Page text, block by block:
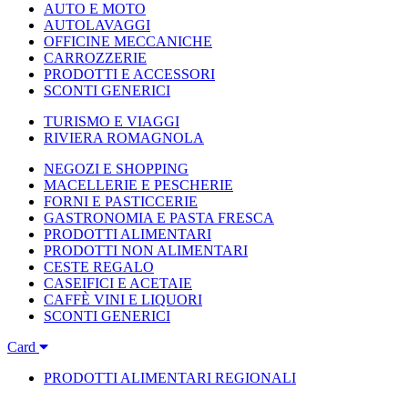
AUTO E MOTO
AUTOLAVAGGI
OFFICINE MECCANICHE
CARROZZERIE
PRODOTTI E ACCESSORI
SCONTI GENERICI
TURISMO E VIAGGI
RIVIERA ROMAGNOLA
NEGOZI E SHOPPING
MACELLERIE E PESCHERIE
FORNI E PASTICCERIE
GASTRONOMIA E PASTA FRESCA
PRODOTTI ALIMENTARI
PRODOTTI NON ALIMENTARI
CESTE REGALO
CASEIFICI E ACETAIE
CAFFÈ VINI E LIQUORI
SCONTI GENERICI
Card
PRODOTTI ALIMENTARI REGIONALI